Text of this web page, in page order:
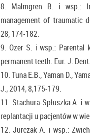
8. Malmgren B. i wsp.:
management of traumatic
28, 174-182.
9. Ozer S. i wsp.: Parental
permanent teeth. Eur. J.
10. Tuna E.B., Yaman D.,
J., 2014, 8,175-179.
11. Stachura-Spłuszka A. i
replantacji u pacjentów w
12. Jurczak A. i wsp.: